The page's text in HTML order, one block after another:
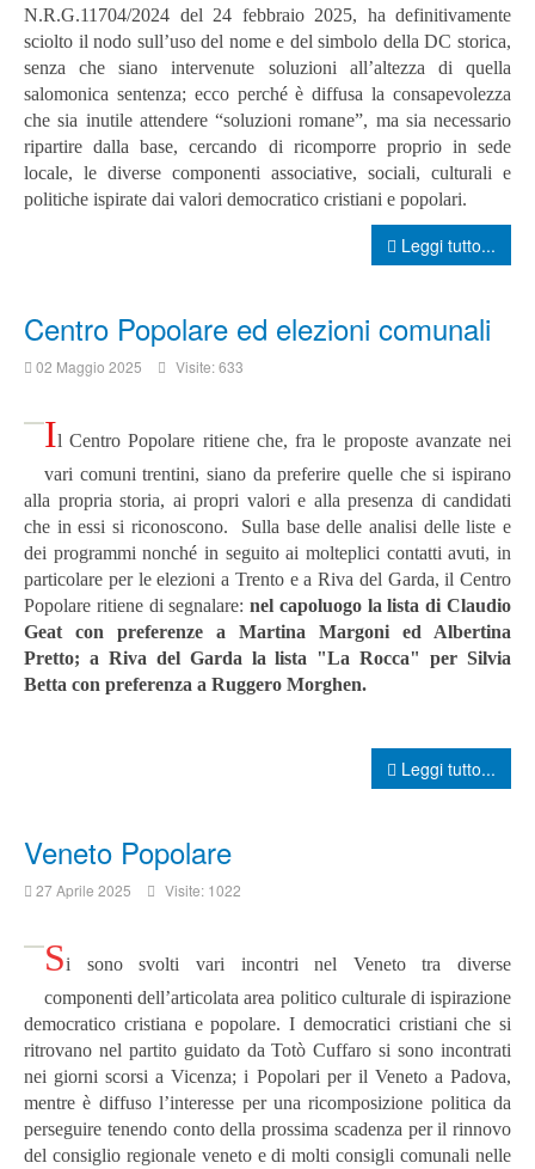
N.R.G.11704/2024 del 24 febbraio 2025, ha definitivamente
sciolto il nodo sull’uso del nome e del simbolo della DC storica,
senza che siano intervenute soluzioni all’altezza di quella
salomonica sentenza; ecco perché è diffusa la consapevolezza
che sia inutile attendere “soluzioni romane”, ma sia necessario
ripartire dalla base, cercando di ricomporre proprio in sede
locale, le diverse componenti associative, sociali, culturali e
politiche ispirate dai valori democratico cristiani e popolari.
Leggi tutto...
Centro Popolare ed elezioni comunali
02 Maggio 2025 Visite: 633
Il Centro Popolare ritiene che, fra le proposte avanzate nei
vari comuni trentini, siano da preferire quelle che si ispirano
alla propria storia, ai propri valori e alla presenza di candidati
che in essi si riconoscono. Sulla base delle analisi delle liste e
dei programmi nonché in seguito ai molteplici contatti avuti, in
particolare per le elezioni a Trento e a Riva del Garda, il Centro
Popolare ritiene di segnalare:nel capoluogo la lista di Claudio
Geat con preferenze a Martina Margoni ed Albertina
Pretto; a Riva del Garda la lista "La Rocca" per Silvia
Betta con preferenza a Ruggero Morghen.
Leggi tutto...
Veneto Popolare
27 Aprile 2025 Visite: 1022
Si sono svolti vari incontri nel Veneto tra diverse
componenti dell’articolata area politico culturale di ispirazione
democratico cristiana e popolare. I democratici cristiani che si
ritrovano nel partito guidato da Totò Cuffaro si sono incontrati
nei giorni scorsi a Vicenza; i Popolari per il Veneto a Padova,
mentre è diffuso l’interesse per una ricomposizione politica da
perseguire tenendo conto della prossima scadenza per il rinnovo
del consiglio regionale veneto e di molti consigli comunali nelle